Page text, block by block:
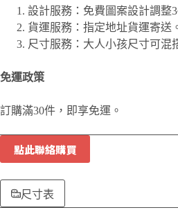
設計服務：免費圖案設計調整
貨運服務：指定地址貨運寄送
尺寸服務：大人小孩尺寸可混
免運政策
訂購滿30件，即享免運。
點此聯絡購買
尺寸表